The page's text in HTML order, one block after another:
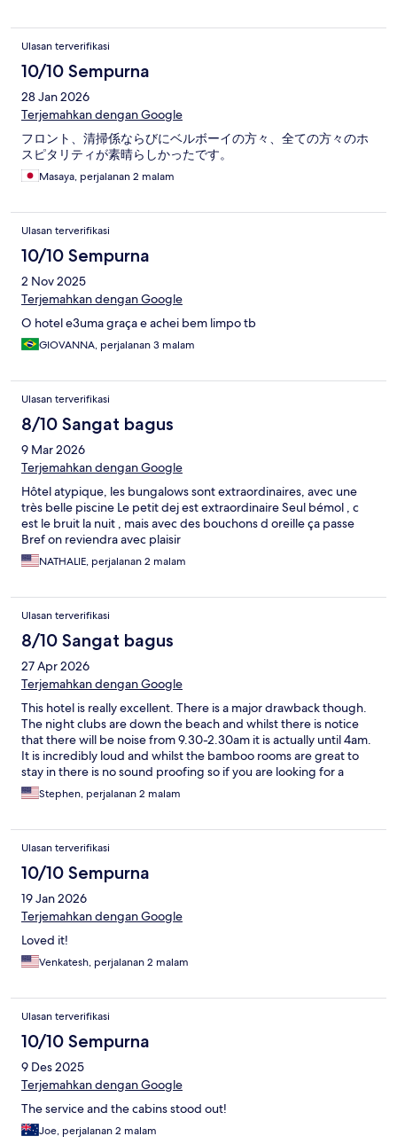
Ulasan terverifikasi
10/10 Sempurna
28 Jan 2026
Terjemahkan dengan Google
フロント、清掃係ならびにベルボーイの方々、全ての方々のホ
スピタリティが素晴らしかったです。
Masaya, perjalanan 2 malam
Ulasan terverifikasi
10/10 Sempurna
2 Nov 2025
Terjemahkan dengan Google
O hotel e3uma graça e achei bem limpo tb
GIOVANNA, perjalanan 3 malam
Ulasan terverifikasi
8/10 Sangat bagus
9 Mar 2026
Terjemahkan dengan Google
Hôtel atypique, les bungalows sont extraordinaires, avec une
très belle piscine Le petit dej est extraordinaire Seul bémol , c
est le bruit la nuit , mais avec des bouchons d oreille ça passe
Bref on reviendra avec plaisir
NATHALIE, perjalanan 2 malam
Ulasan terverifikasi
8/10 Sangat bagus
27 Apr 2026
Terjemahkan dengan Google
This hotel is really excellent. There is a major drawback though.
The night clubs are down the beach and whilst there is notice
that there will be noise from 9.30-2.30am it is actually until 4am.
It is incredibly loud and whilst the bamboo rooms are great to
stay in there is no sound proofing so if you are looking for a
relaxing stay this is great during the day, but at night it is a real
challenge.
Stephen, perjalanan 2 malam
Ulasan terverifikasi
10/10 Sempurna
19 Jan 2026
Terjemahkan dengan Google
Loved it!
Venkatesh, perjalanan 2 malam
Ulasan terverifikasi
10/10 Sempurna
9 Des 2025
Terjemahkan dengan Google
The service and the cabins stood out!
Joe, perjalanan 2 malam